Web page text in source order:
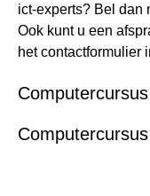
ict-experts? Bel dan
Ook kunt u een
hetcontactformulier